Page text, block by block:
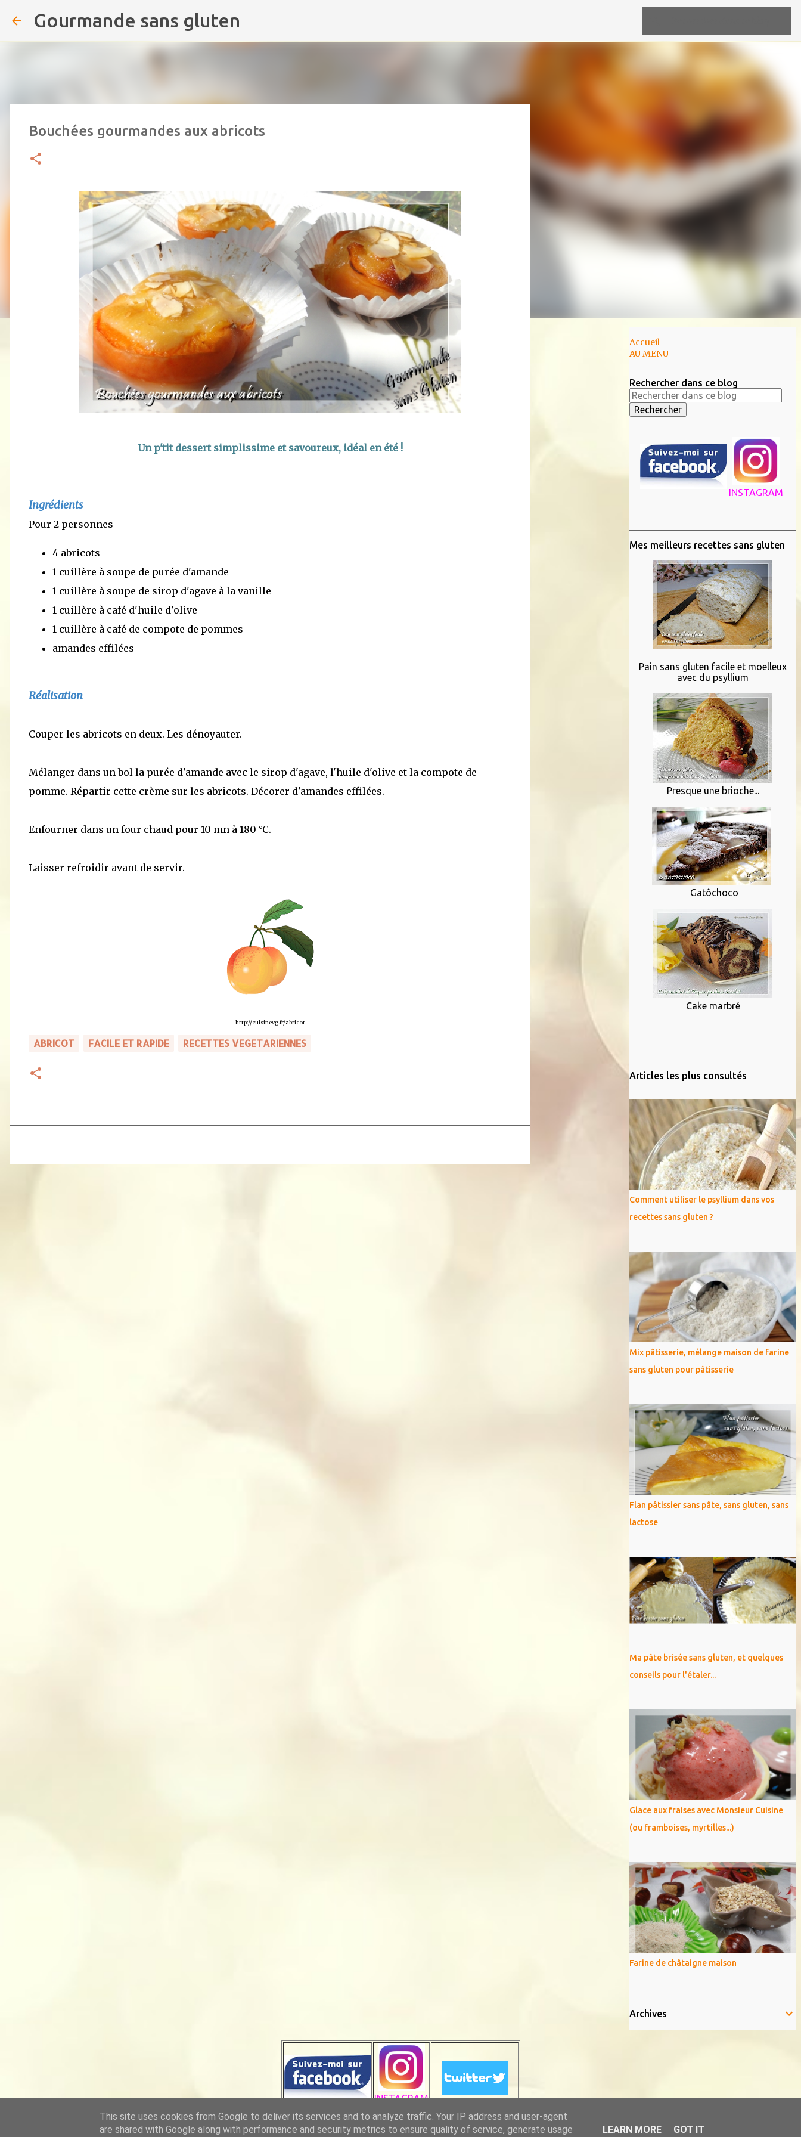
Gourmande sans gluten
Bouchées gourmandes aux abricots
Un p'tit dessert simplissime et savoureux, idéal en été !
Ingrédients
Pour 2 personnes
4 abricots
1 cuillère à soupe de purée d'amande
1 cuillère à soupe de sirop d'agave à la vanille
1 cuillère à café d'huile d'olive
1 cuillère à café de compote de pommes
amandes effilées
Réalisation
Couper les abricots en deux. Les dénoyauter.
Mélanger dans un bol la purée d'amande avec le sirop d'agave, l'huile d'olive et la compote de
pomme. Répartir cette crème sur les abricots. Décorer d'amandes effilées.
Enfourner dans un four chaud pour 10 mn à 180 °C.
Laisser refroidir avant de servir.
http://cuisinevg.fr/abricot
ABRICOT FACILE ET RAPIDE RECETTES VEGETARIENNES
Accueil
AU MENU
Rechercher dans ce blog
INSTAGRAM
Mes meilleurs recettes sans gluten
Pain sans gluten facile et moelleux
avec du psyllium
Presque une brioche...
Gatôchoco
Cake marbré
Articles les plus consultés
Comment utiliser le psyllium dans vos
recettes sans gluten ?
Mix pâtisserie, mélange maison de farine
sans gluten pour pâtisserie
Flan pâtissier sans pâte, sans gluten, sans
lactose
Ma pâte brisée sans gluten, et quelques
conseils pour l'étaler...
Glace aux fraises avec Monsieur Cuisine
(ou framboises, myrtilles...)
Farine de châtaigne maison
Archives
INSTAGRAM
This site uses cookies from Google to deliver its services and to analyze traffic. Your IP address and user-agent
are shared with Google along with performance and security metrics to ensure quality of service, generate usage
LEARN MORE GOT IT